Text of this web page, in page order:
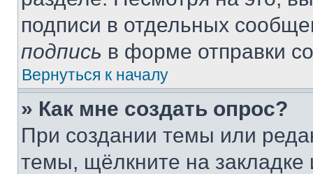
подписи в отдельных
подпись в форме отправки
Вернуться к началу
» Как мне создать опрос?
При создании темы или
темы, щёлкните на